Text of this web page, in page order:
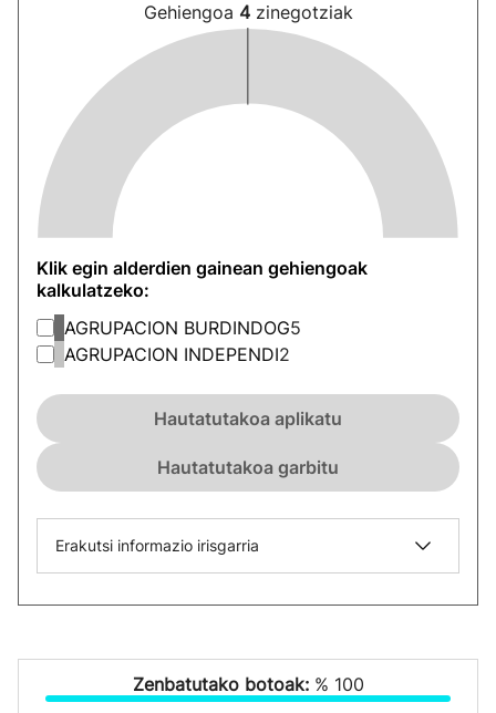
Gehiengoa 4 zinegotziak
Klik egin alderdien gainean gehiengoak
kalkulatzeko:
AGRUPACION BURDINDOG5
AGRUPACION INDEPENDI2
Hautatutakoa aplikatu
Hautatutakoa garbitu
Erakutsi informazio irisgarria
Zenbatutako botoak: % 100